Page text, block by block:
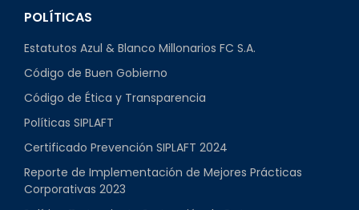
POLÍTICAS
Estatutos Azul & Blanco Millonarios FC S.A.
Código de Buen Gobierno
Código de Ética y Transparencia
Políticas SIPLAFT
Certificado Prevención SIPLAFT 2024
Reporte de Implementación de Mejores Prácticas
Corporativas 2023